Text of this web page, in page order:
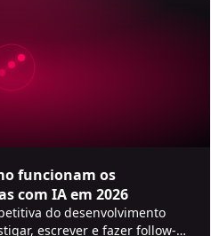
funcionam os
com IA em 2026
do desenvolvimento
escrever e fazer follow-up